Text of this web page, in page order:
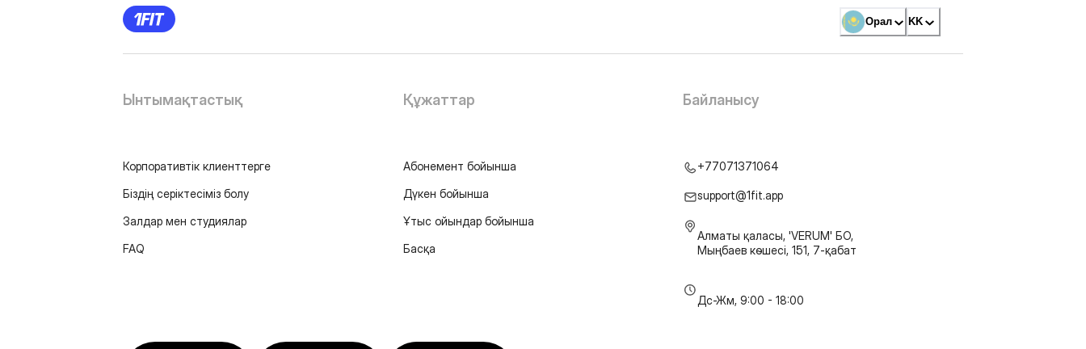
Орал KK
Ынтымақтастық
Корпоративтік клиенттерге
Біздің серіктесіміз болу
Залдар мен студиялар
FAQ
Құжаттар
Абонемент бойынша
Дүкен бойынша
Ұтыс ойындар бойынша
Басқа
Байланысу
+77071371064
support@1fit.app
Алматы қаласы, 'VERUM' БО,
Мыңбаев көшесі, 151, 7-қабат
Дс-Жм, 9:00 - 18:00